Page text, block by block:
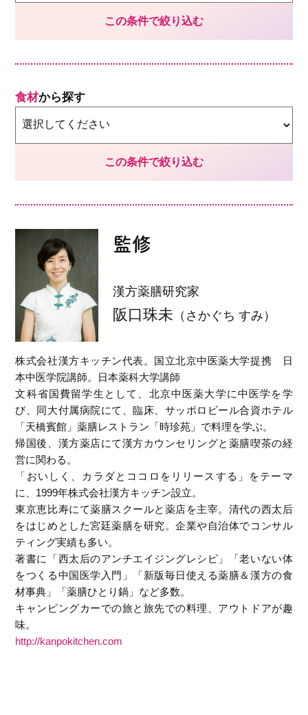
食材から探す
監修
漢方薬膳研究家
阪口珠未 （さかぐち すみ）
株式会社漢方キッチン代表。国立北京中医薬大学提携 日
本中医学院講師。日本薬科大学講師
文科省国費留学生として、北京中医薬大学に中医学を学
び、同大付属病院にて、臨床、サッポロビール合資ホテル
「天橋賓館」薬膳レストラン「時珍苑」で料理を学ぶ。
帰国後、漢方薬店にて漢方カウンセリングと薬膳喫茶の経
営に関わる。
「おいしく、カラダとココロをリリースする」をテーマ
に、1999年株式会社漢方キッチン設立。
東京恵比寿にて薬膳スクールと薬店を主宰。清代の西太后
をはじめとした宮廷薬膳を研究。企業や自治体でコンサル
ティング実績も多い。
著書に「西太后のアンチエイジングレシピ」「老いない体
をつくる中国医学入門」「新版毎日使える薬膳＆漢方の食
材事典」「薬膳ひとり鍋」など多数。
キャンピングカーでの旅と旅先での料理、アウトドアが趣
味。
http://kanpokitchen.com